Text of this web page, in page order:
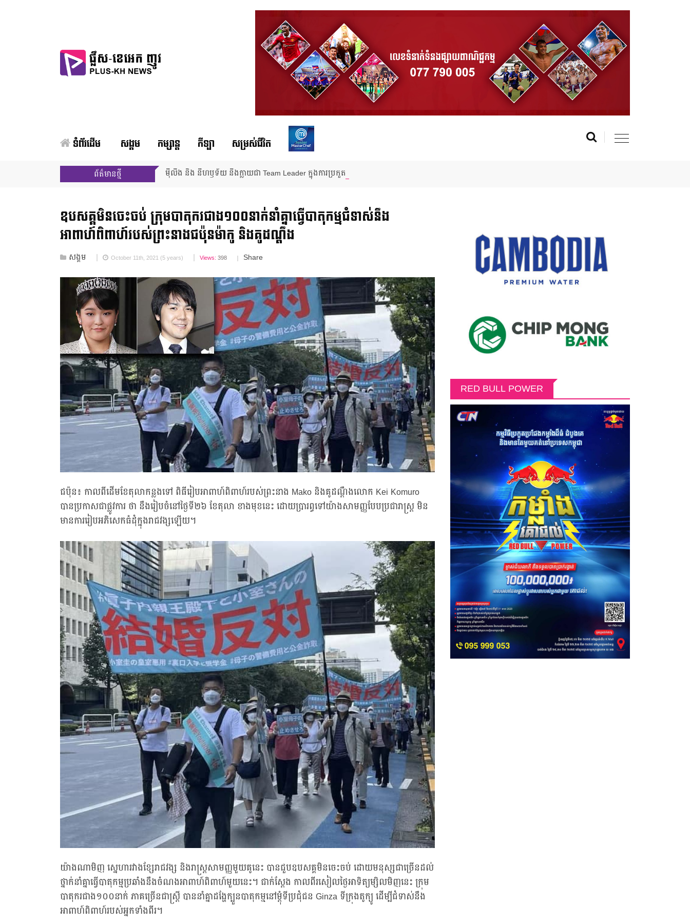
ទំព័រដើម សង្គម កម្សាន្ត កីឡា សម្រស់ជីវិត
ព័ត៌មានថ្មី ម៉ីលីង និង នីហឫទ័យ នឹងក្លាយជា Team Leader ក្នុងការប្រកួតជាក្រុមលើកដំបូង ក្នុងកម្មវិធី Junior MasterChef Cambodia
ឧបសគ្គ​មិនចេះចប់ ក្រុមបាតុករ​ជាង១០០នាក់​នាំគ្នា​ធ្វើ​បាតុកម្ម​ជំទាស់នឹង​
អាពាហ៍ពិពាហ៍​របស់​ព្រះនាងជប៉ុន​ម៉ាកូ និង​គូដណ្តឹង
សង្គម October 11th, 2021 (5 years) Views: 398 Share
ជប៉ុន៖ កាលពីដើមខែតុលាកន្លងទៅ ពិធីរៀបអាពាហ៍ពិពាហ៍របស់ព្រះនាង Mako និងគូដណ្តឹងលោក Kei Komuro
បានប្រកាសជាផ្លូវការ ថា នឹងរៀបចំនៅថ្ងៃទី២៦ ខែតុលា ខាងមុខនេះ ដោយប្រារព្ធទៅយ៉ាងសាមញ្ញបែបប្រជារាស្ត្រ មិន
មានការរៀបអភិសេកធំដុំក្នុងរាជវង្សឡើយ។
យ៉ាងណាមិញ ស្នេហារវាងខ្សែរាជវង្ស និងរាស្ត្រសាមញ្ញមួយគូនេះ បានជួបឧបសគ្គមិនចេះចប់ ដោយមនុស្សជាច្រើនដល់
ថ្នាក់នាំគ្នាធ្វើបាតុកម្មប្រឆាំងនឹងចំណងអាពាហ៍ពិពាហ៍មួយនេះ។ ជាក់ស្តែង កាលពីរសៀលថ្ងៃអាទិត្យម្សិលមិញនេះ ក្រុម
បាតុករជាង១០០នាក់ ភាគច្រើនជាស្ត្រី បាននាំគ្នាដង្ហែក្បួនបាតុកម្មនៅម្តុំទីប្រជុំជន Ginza ទីក្រុងតូក្យូ ដើម្បីជំទាស់នឹង
អាពាហ៍ពិពាហ៍របស់អ្នកទាំងពីរ។
RED BULL POWER